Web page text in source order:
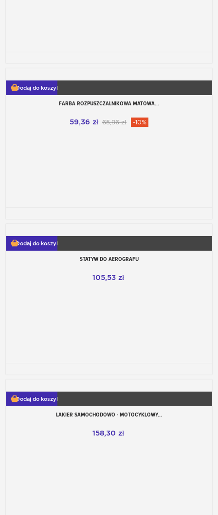
Dodaj do koszyka
FARBA ROZPUSZCZALNIKOWA MATOWA...
59,36 zł 65,96 zł -10%
Dodaj do koszyka
STATYW DO AEROGRAFU
105,53 zł
Dodaj do koszyka
LAKIER SAMOCHODOWO - MOTOCYKLOWY...
158,30 zł